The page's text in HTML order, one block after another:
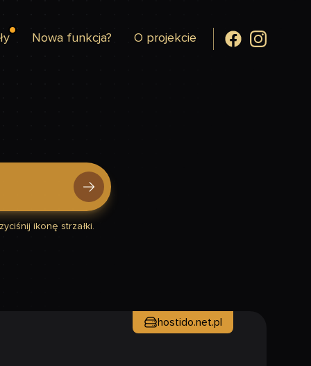
Nowa funkcja? O projekcie
ikonę strzałki.
hostido.net.pl